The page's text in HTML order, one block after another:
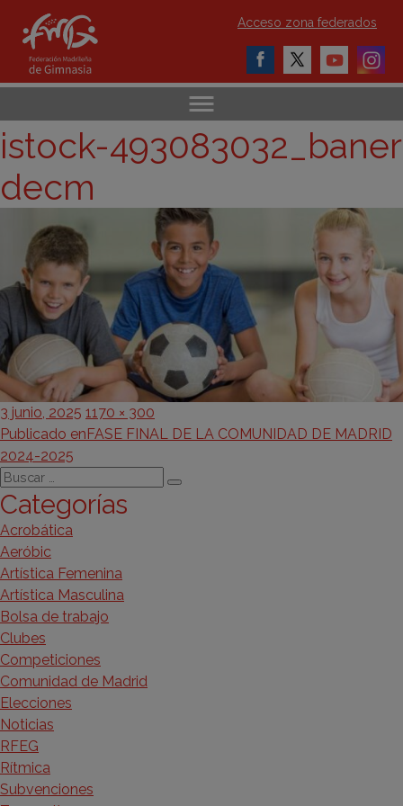
Acceso zona federados
istock-493083032_baner
decm
Publicado
el
3 junio, 2025 Tamaño
completo
1170 × 300
Navegación
de
entradas
Publicado enFASE FINAL DE LA COMUNIDAD DE MADRID
2024-2025
Buscar
por:
Buscar
Categorías
Acrobática
Aeróbic
Artística Femenina
Artística Masculina
Bolsa de trabajo
Clubes
Competiciones
Comunidad de Madrid
Elecciones
Noticias
RFEG
Rítmica
Subvenciones